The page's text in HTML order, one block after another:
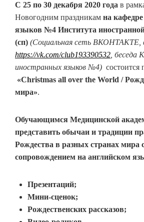
С 25 по 30 декабря 2020 года в
Новогодним праздникам на
языков №4 Института
(сп) (Социальная сеть ВКОНТАКТЕ,
https://vk.com/club193390532 , беседа
иностранных языков №4) состоится
«Christmas all over the World /
мира».
Обучающимся Медицинской
представить обычаи и традиции
Рождества в разных странах мира
сопровождением на английском
Презентаций;
Мини-сценок;
Рождественских рассказов;